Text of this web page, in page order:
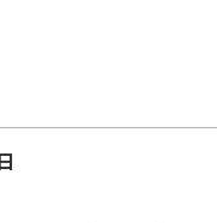
据曾被涂改、删除或⾨
出是假票，则有关⾨票
票之使⽤权有最终之决
须从官方票务销售点购